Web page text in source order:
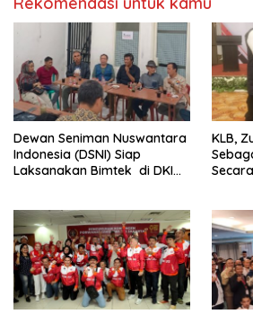
Dewan Seniman Nuswantara
Indonesia (DSNI) Siap
Laksanakan Bimtek di DKI
KLB,